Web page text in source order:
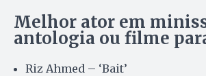
Melhor ator em
antologia ou filme
Riz Ahmed – ‘Bait’